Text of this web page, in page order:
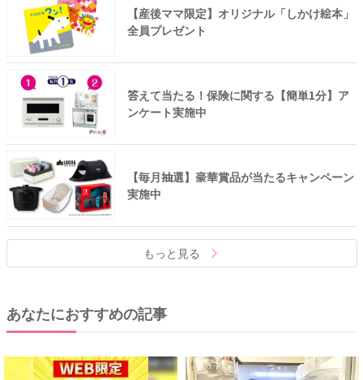
【産後ママ限定】オリジナル「しかけ絵本」
全員プレゼント
答えて当たる！保険に関する【簡単1分】ア
ンケート実施中
【毎月抽選】豪華賞品が当たるキャンペーン
実施中
もっと見る
あなたにおすすめの記事